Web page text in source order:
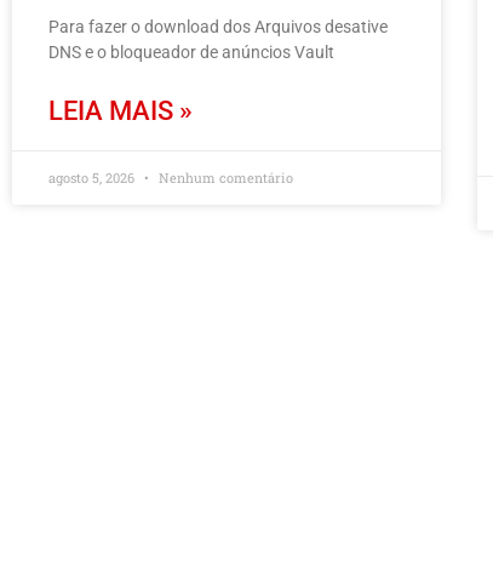
Para fazer o download dos Arquivos desative
DNS e o bloqueador de anúncios Vault
LEIA MAIS »
agosto 5, 2026 Nenhum comentário